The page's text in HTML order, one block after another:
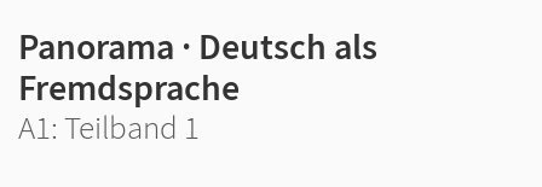
Panorama · Deutsch als
Fremdsprache
A1: Teilband 1